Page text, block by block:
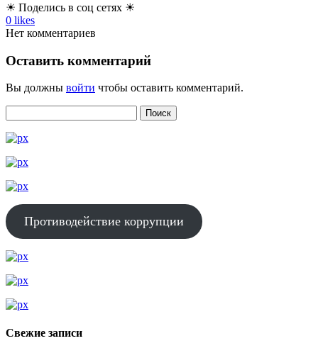
☀ Поделись в соц сетях ☀
0 likes
Нет комментариев
Оставить комментарий
Вы должны войти чтобы оставить комментарий.
Противодействие коррупции
Свежие записи